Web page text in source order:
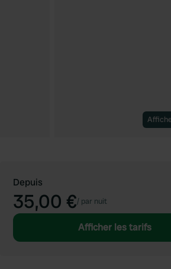
Depuis
35,00 €/ par nuit
Afficher les tarifs